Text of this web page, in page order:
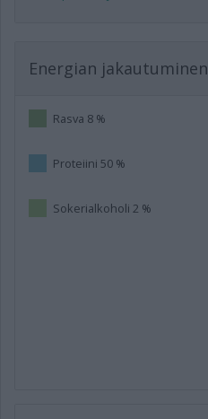
Energian jakautuminen
Rasva 8 %
Proteiini 50 %
Sokerialkoholi 2 %